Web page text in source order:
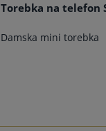
Torebka na telefon
Damska mini torebka